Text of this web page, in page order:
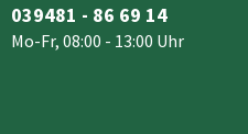
039481 - 86 69 14
Mo-Fr, 08:00 - 13:00 Uhr